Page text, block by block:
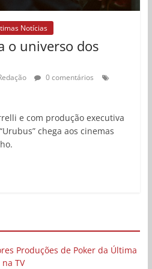
Notícias
o universo dos
0 comentários
e com produção executiva
chega aos cinemas
Produções de Poker da Última
TV